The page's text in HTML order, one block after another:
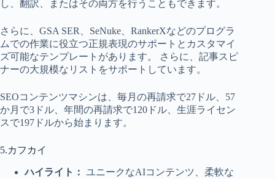
し、翻訳、またはその両方を行うこともできます。
さらに、GSA SER、SeNuke、RankerXなどのプログラ
ムでの作業に役立つ正規表現のサポートとカスタマイ
ズ可能なテンプレートがあります。 さらに、記事スピ
ナーの大規模なリストをサポートしています。
SEOコンテンツマシンは、毎月の再請求で27ドル、57
か月で3ドル、年間の再請求で120ドル、生涯ライセン
スで197ドルから始まります。
5.カフカイ
ハイライト： ユニークなAIコンテンツ、柔軟な